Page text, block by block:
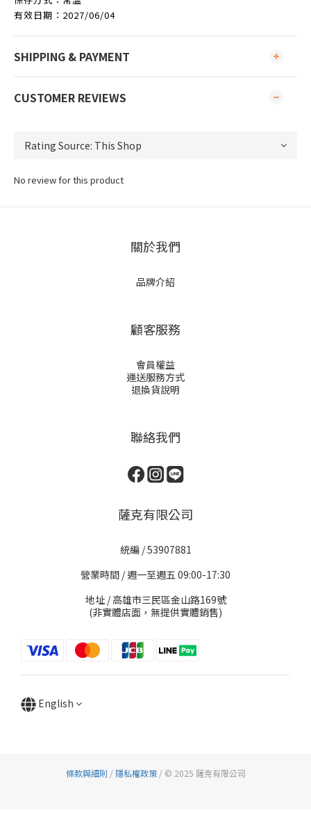
有效日期：2027/06/04
SHIPPING & PAYMENT
CUSTOMER REVIEWS
No review for this product
關於我們
品牌介紹
顧客服務
會員權益
運送服務方式
退換貨說明
聯絡我們
薩克有限公司
統編 / 53907881
營業時間 / 週一至週五 09:00-17:30
地址 / 高雄市三民區金山路169號
(非實體店面，無提供實體銷售)
English
條款與細則 / 隱私權政策/ © 2025 薩克有限公司